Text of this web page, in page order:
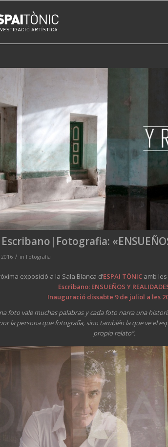
/ in Fotografia
exposició a la Sala Blanca d’ESPAI TÒNIC amb
Escribano: ENSUEÑOS Y
Inauguració dissabte 9 de juliol a les
foto vale muchas palabras y cada foto narra una
la persona que fotografía, sino también la que ve el
propio relato”.